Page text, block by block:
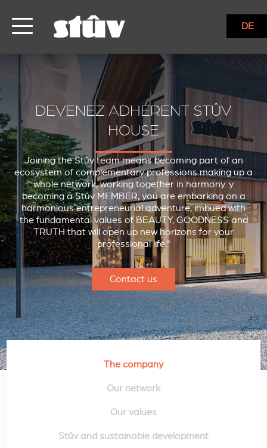
DE
DEVENEZ ADHÉRENT STÛV
HOUSE
Joining the Stûv team means becoming part of an
ecosystem of complementary professions making up a
whole network, working together in harmony. y
becoming a Stûv MEMBER, you are embarking on a
harmonious entrepreneurial adventure, imbued with
the fundamental values of BEAUTY, GOODNESS and
TRUTH that will open up new horizons for your
professional life."
Contact us
The company
Our network
Our values
Stûv and sustainable development